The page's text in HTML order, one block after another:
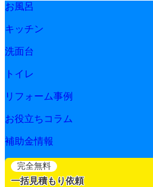
お風呂
キッチン
洗面台
トイレ
リフォーム事例
お役立ちコラム
補助金情報
完全無料
一括見積もり依頼